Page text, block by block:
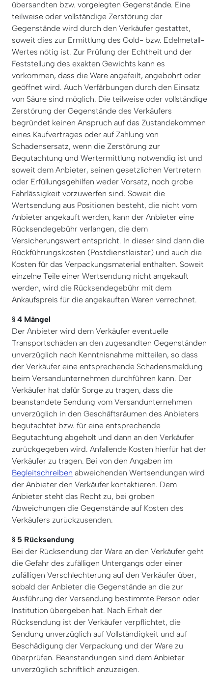
übersandten bzw. vorgelegten Gegenstände. Eine
teilweise oder vollständige Zerstörung der
Gegenstände wird durch den Verkäufer gestattet,
soweit dies zur Ermittlung des Gold- bzw. Edelmetall-
Wertes nötig ist. Zur Prüfung der Echtheit und der
Feststellung des exakten Gewichts kann es
vorkommen, dass die Ware angefeilt, angebohrt oder
geöffnet wird. Auch Verfärbungen durch den Einsatz
von Säure sind möglich. Die teilweise oder vollständige
Zerstörung der Gegenstände des Verkäufers
begründet keinen Anspruch auf das Zustandekommen
eines Kaufvertrages oder auf Zahlung von
Schadensersatz, wenn die Zerstörung zur
Begutachtung und Wertermittlung notwendig ist und
soweit dem Anbieter, seinen gesetzlichen Vertretern
oder Erfüllungsgehilfen weder Vorsatz, noch grobe
Fahrlässigkeit vorzuwerfen sind. Soweit die
Wertsendung aus Positionen besteht, die nicht vom
Anbieter angekauft werden, kann der Anbieter eine
Rücksendegebühr verlangen, die dem
Versicherungswert entspricht. In dieser sind dann die
Rückführungskosten (Postdienstleister) und auch die
Kosten für das Verpackungsmaterial enthalten. Soweit
einzelne Teile einer Wertsendung nicht angekauft
werden, wird die Rücksendegebühr mit dem
Ankaufspreis für die angekauften Waren verrechnet.
§ 4 Mängel
Der Anbieter wird dem Verkäufer eventuelle
Transportschäden an den zugesandten Gegenständen
unverzüglich nach Kenntnisnahme mitteilen, so dass
der Verkäufer eine entsprechende Schadensmeldung
beim Versandunternehmen durchführen kann. Der
Verkäufer hat dafür Sorge zu tragen, dass die
beanstandete Sendung vom Versandunternehmen
unverzüglich in den Geschäftsräumen des Anbieters
begutachtet bzw. für eine entsprechende
Begutachtung abgeholt und dann an den Verkäufer
zurückgegeben wird. Anfallende Kosten hierfür hat der
Verkäufer zu tragen. Bei von den Angaben im
Begleitschreiben abweichenden Wertsendungen wird
der Anbieter den Verkäufer kontaktieren. Dem
Anbieter steht das Recht zu, bei groben
Abweichungen die Gegenstände auf Kosten des
Verkäufers zurückzusenden.
§ 5 Rücksendung
Bei der Rücksendung der Ware an den Verkäufer geht
die Gefahr des zufälligen Untergangs oder einer
zufälligen Verschlechterung auf den Verkäufer über,
sobald der Anbieter die Gegenstände an die zur
Ausführung der Versendung bestimmte Person oder
Institution übergeben hat. Nach Erhalt der
Rücksendung ist der Verkäufer verpflichtet, die
Sendung unverzüglich auf Vollständigkeit und auf
Beschädigung der Verpackung und der Ware zu
überprüfen. Beanstandungen sind dem Anbieter
unverzüglich schriftlich anzuzeigen.